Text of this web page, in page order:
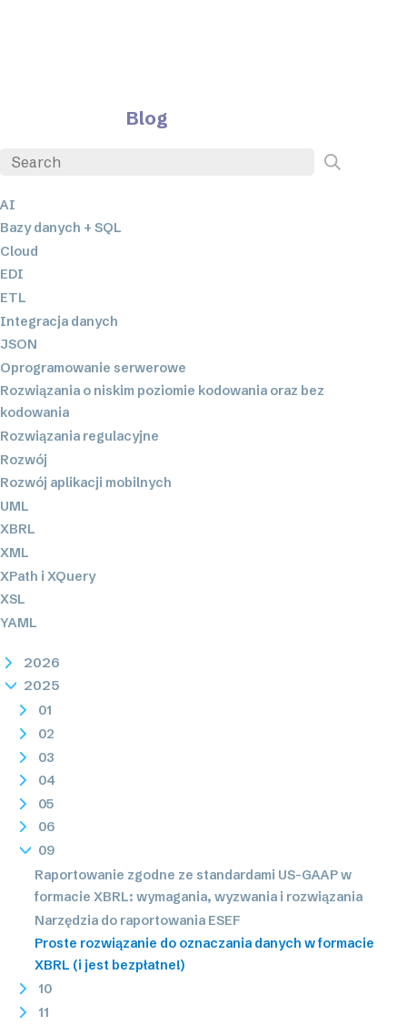
Blog
AI
Bazy danych + SQL
Cloud
EDI
ETL
Integracja danych
JSON
Oprogramowanie serwerowe
Rozwiązania o niskim poziomie kodowania oraz bez
kodowania
Rozwiązania regulacyjne
Rozwój
Rozwój aplikacji mobilnych
UML
XBRL
XML
XPath i XQuery
XSL
YAML
2026
2025
01
02
03
04
05
06
09
Raportowanie zgodne ze standardami US-GAAP w
formacie XBRL: wymagania, wyzwania i rozwiązania
Narzędzia do raportowania ESEF
Proste rozwiązanie do oznaczania danych w formacie
XBRL (i jest bezpłatne!)
10
11